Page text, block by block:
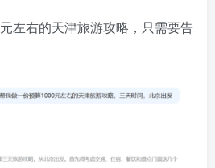
元左右的天津旅游攻略，只需要告